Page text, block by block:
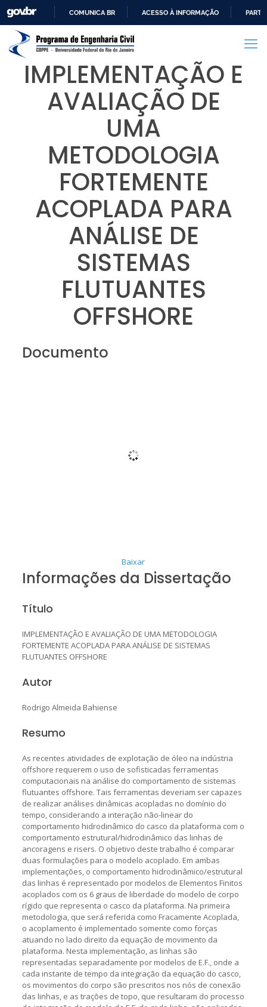
PARA
CONTEÚDO
COMUNICA BR ACESSO À INFORMAÇÃO
IMPLEMENTAÇÃO E
AVALIAÇÃO DE
UMA
METODOLOGIA
FORTEMENTE
ACOPLADA PARA
ANÁLISE DE
SISTEMAS
FLUTUANTES
OFFSHORE
Documento
Baixar
Informações da Dissertação
Título
IMPLEMENTAÇÃO E AVALIAÇÃO DE UMA METODOLOGIA
FORTEMENTE ACOPLADA PARA ANÁLISE DE SISTEMAS
FLUTUANTES OFFSHORE
Autor
Rodrigo Almeida Bahiense
Resumo
As recentes atividades de explotação de óleo na indústria
offshore requerem o uso de sofisticadas ferramentas
computacionais na análise do comportamento de sistemas
flutuantes offshore. Tais ferramentas deveriam ser capazes
de realizar análises dinâmicas acopladas no domínio do
tempo, considerando a interação não-linear do
comportamento hidrodinâmico do casco da plataforma com o
comportamento estrutural/hidrodinâmico das linhas de
ancoragens e risers. O objetivo deste trabalho é comparar
duas formulações para o modelo acoplado. Em ambas
implementações, o comportamento hidrodinâmico/estrutural
das linhas é representado por modelos de Elementos Finitos
acoplados com os 6 graus de liberdade do modelo de corpo
rígido que representa o casco da plataforma. Na primeira
metodologia, que será referida como Fracamente Acoplada,
o acoplamento é implementado somente como forças
atuando no lado direito da equação de movimento da
plataforma. Nesta implementação, as linhas são
representadas separadamente por modelos de E.F., onde a
cada instante de tempo da integração da equação do casco,
os movimentos do corpo são prescritos nos nós de conexão
das linhas, e as trações de topo, que resultaram do processo